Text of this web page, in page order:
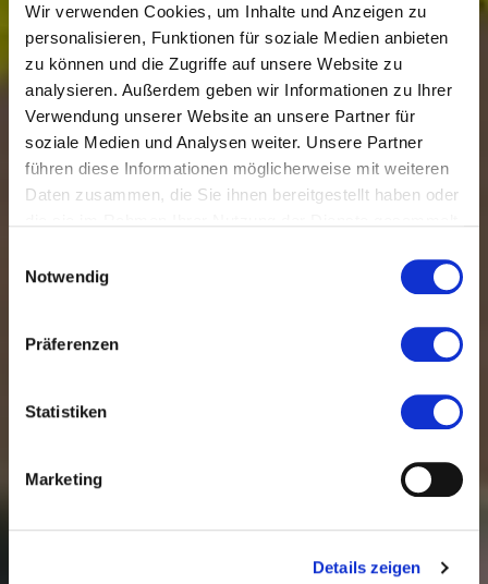
Wir verwenden Cookies, um Inhalte und Anzeigen zu
personalisieren, Funktionen für soziale Medien anbieten
zu können und die Zugriffe auf unsere Website zu
analysieren. Außerdem geben wir Informationen zu Ihrer
Verwendung unserer Website an unsere Partner für
soziale Medien und Analysen weiter. Unsere Partner
führen diese Informationen möglicherweise mit weiteren
Daten zusammen, die Sie ihnen bereitgestellt haben oder
Notwendig
Präferenzen
Statistiken
Marketing
Details zeigen